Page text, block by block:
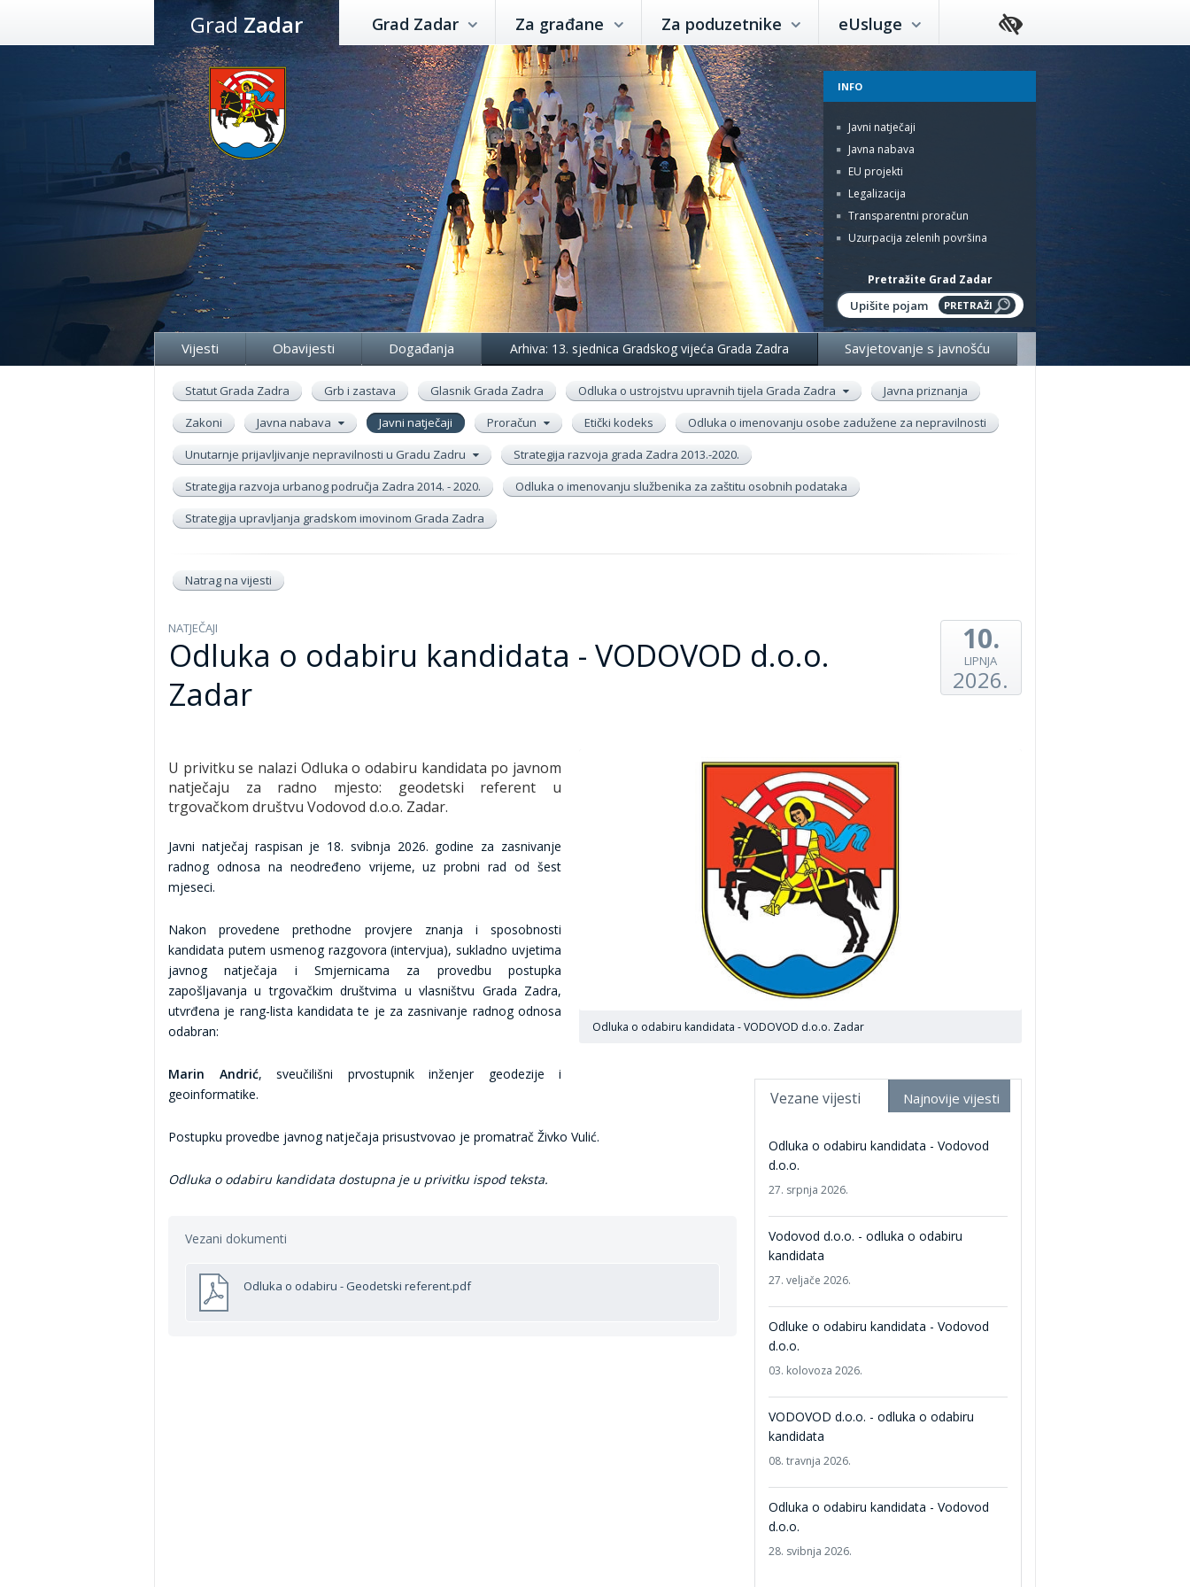
Preskoči
na
sadržaj
GradZadar Grad Zadar Za građane Za poduzetnike eUsluge
INFO
Javni natječaji
Javna nabava
EU projekti
Legalizacija
Transparentni proračun
Uzurpacija zelenih površina
Pretražite Grad Zadar
Vijesti Obavijesti Događanja Arhiva: 13. sjednica Gradskog vijeća Grada Zadra Savjetovanje s javnošću
Statut Grada Zadra Grb i zastava Glasnik Grada Zadra Odluka o ustrojstvu upravnih tijela Grada Zadra
Javna priznanja
Zakoni
Javna nabava Javni natječaji Proračun Etički kodeks
Odluka o imenovanju osobe zadužene za nepravilnosti
Unutarnje prijavljivanje nepravilnosti u Gradu Zadru
Strategija razvoja grada Zadra 2013.-2020.
Strategija razvoja urbanog područja Zadra 2014. - 2020.
Odluka o imenovanju službenika za zaštitu osobnih podataka
Strategija upravljanja gradskom imovinom Grada Zadra
Natrag na vijesti
NATJEČAJI
Odluka o odabiru kandidata - VODOVOD d.o.o.
Zadar
10.
LIPNJA
2026.
Odluka o odabiru kandidata - VODOVOD d.o.o. Zadar
Vezane vijesti Najnovije vijesti
Odluka o odabiru kandidata - Vodovod
d.o.o.
27. srpnja 2026.
Vodovod d.o.o. - odluka o odabiru
kandidata
27. veljače 2026.
Odluke o odabiru kandidata - Vodovod
d.o.o.
03. kolovoza 2026.
VODOVOD d.o.o. - odluka o odabiru
kandidata
08. travnja 2026.
Odluka o odabiru kandidata - Vodovod
d.o.o.
28. svibnja 2026.
U privitku se nalazi Odluka o odabiru kandidata po javnom
natječaju za radno mjesto: geodetski referent u
trgovačkom društvu Vodovod d.o.o. Zadar.
Javni natječaj raspisan je 18. svibnja 2026. godine za zasnivanje
radnog odnosa na neodređeno vrijeme, uz probni rad od šest
mjeseci.
Nakon provedene prethodne provjere znanja i sposobnosti
kandidata putem usmenog razgovora (intervjua), sukladno uvjetima
javnog natječaja i Smjernicama za provedbu postupka
zapošljavanja u trgovačkim društvima u vlasništvu Grada Zadra,
utvrđena je rang-lista kandidata te je za zasnivanje radnog odnosa
odabran:
Marin Andrić, sveučilišni prvostupnik inženjer geodezije i
geoinformatike.
Postupku provedbe javnog natječaja prisustvovao je promatrač Živko Vulić.
Odluka o odabiru kandidata dostupna je u privitku ispod teksta.
Vezani dokumenti
Odluka o odabiru - Geodetski referent.pdf